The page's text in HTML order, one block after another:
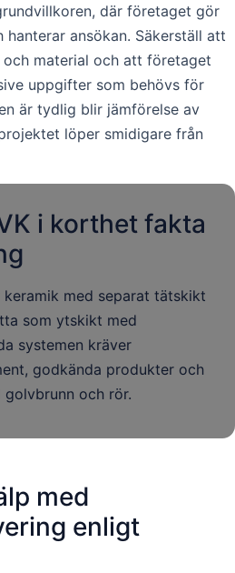
där företaget gör
ansökan. Säkerställ att
material och att företaget
uppgifter som behövs för
är tydlig blir jämförelse av
löper smidigare från
i korthet fakta
med separat tätskikt
som ytskikt med
systemen kräver
godkända produkter och
och rör.
med
enligt